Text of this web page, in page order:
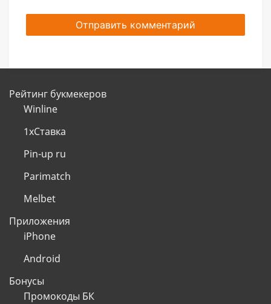
Рейтинг букмекеров
Winline
1хСтавка
Pin-up ru
Parimatch
Melbet
Приложения
iPhone
Android
Бонусы
Промокоды БК